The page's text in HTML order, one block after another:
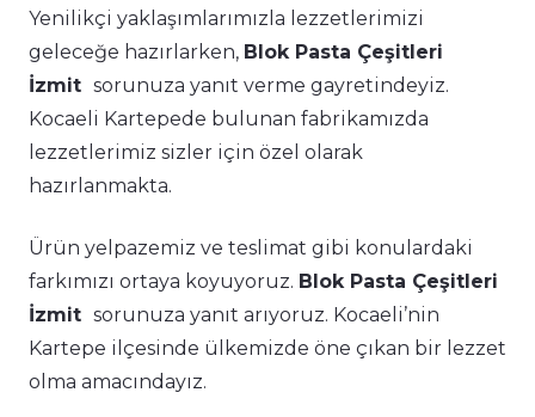
Yenilikçi yaklaşımlarımızla lezzetlerimizi
geleceğe hazırlarken, Blok Pasta Çeşitleri
İzmit sorunuza yanıt verme gayretindeyiz.
Kocaeli Kartepede bulunan fabrikamızda
lezzetlerimiz sizler için özel olarak
hazırlanmakta.
Ürün yelpazemiz ve teslimat gibi konulardaki
farkımızı ortaya koyuyoruz. Blok Pasta Çeşitleri
İzmit sorunuza yanıt arıyoruz. Kocaeli’nin
Kartepe ilçesinde ülkemizde öne çıkan bir lezzet
olma amacındayız.